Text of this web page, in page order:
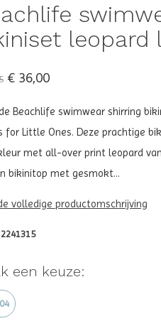
leopard
€ 36,00
Beachlife swimwear shirring
for Little Ones. Deze prachtige
met all-over print leopard
bikinitop met gesmokt...
volledige productomschrijving
een keuze: